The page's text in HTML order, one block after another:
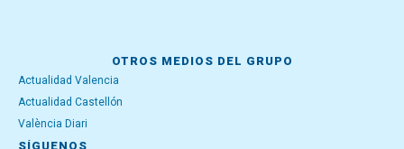
OTROS MEDIOS DEL GRUPO
Actualidad Valencia
Actualidad Castellón
València Diari
SÍGUENOS